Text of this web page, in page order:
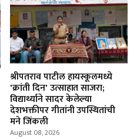
श्रीपतराव पाटील हायस्कूलमध्ये
'क्रांती दिन' उत्साहात साजरा;
विद्यार्थ्याने सादर केलेल्या
देशभक्तीपर गीतांनी उपस्थितांची
मने जिंकली
August 08, 2026